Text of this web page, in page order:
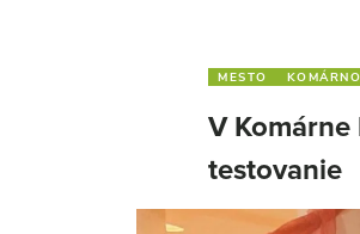
MESTO KOMÁRNO
V
testovanie